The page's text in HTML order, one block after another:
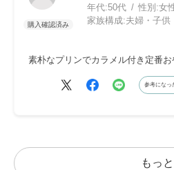
年代:50代 性別:女
家族構成:夫婦・子供
素朴なプリンでカラメル付き定番お
参考になっ
もっ